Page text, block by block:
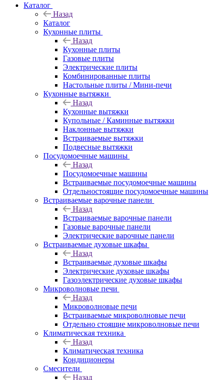
Каталог
Назад
Каталог
Кухонные плиты
Назад
Кухонные плиты
Газовые плиты
Электрические плиты
Комбинированные плиты
Настольные плиты / Мини-печи
Кухонные вытяжки
Назад
Кухонные вытяжки
Купольные / Каминные вытяжки
Наклонные вытяжки
Встраиваемые вытяжки
Подвесные вытяжки
Посудомоечные машины
Назад
Посудомоечные машины
Встраиваемые посудомоечные машины
Отдельностоящие посудомоечные машины
Встраиваемые варочные панели
Назад
Встраиваемые варочные панели
Газовые варочные панели
Электрические варочные панели
Встраиваемые духовые шкафы
Назад
Встраиваемые духовые шкафы
Электрические духовые шкафы
Газоэлектрические духовые шкафы
Микроволновые печи
Назад
Микроволновые печи
Встраиваемые микроволновые печи
Отдельно стоящие микроволновые печи
Климатическая техника
Назад
Климатическая техника
Кондиционеры
Смесители
Назад